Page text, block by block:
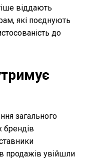
віддають
які поєднують
до
загального
брендів
продажів увійшли